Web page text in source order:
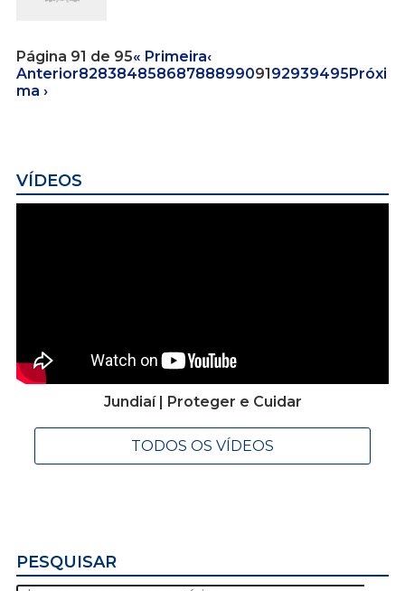
Página 91 de 95« Primeira‹
Anterior8283848586878889909192939495Próxi
ma ›
VÍDEOS
Jundiaí | Proteger e Cuidar
TODOS OS VÍDEOS
PESQUISAR